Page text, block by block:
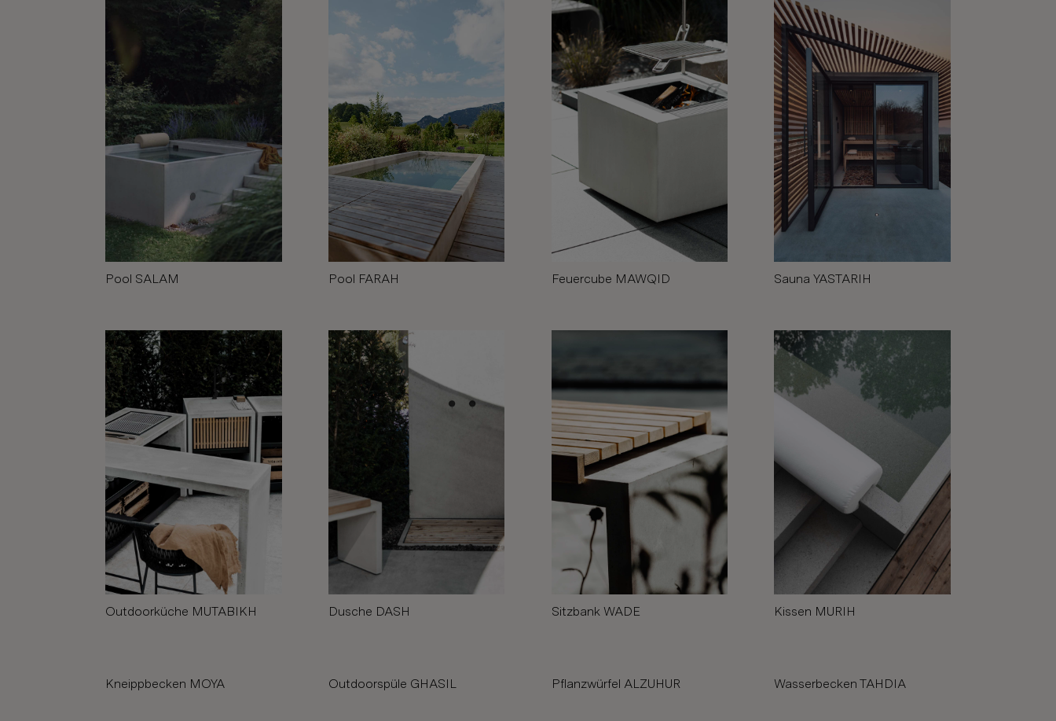
Pool SALAM Pool FARAH Feuercube MAWQID Sauna YASTARIH
Outdoorküche MUTABIKH Dusche DASH Sitzbank WADE Kissen MURIH
Kneippbecken MOYA Outdoorspüle GHASIL Pflanzwürfel ALZUHUR Wasserbecken TAHDIA